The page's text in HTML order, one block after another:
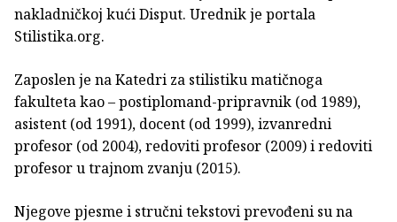
nakladničkoj kući Disput. Urednik je portala
Stilistika.org.
Zaposlen je na Katedri za stilistiku matičnoga
fakulteta kao – postiplomand-pripravnik (od 1989),
asistent (od 1991), docent (od 1999), izvanredni
profesor (od 2004), redoviti profesor (2009) i redoviti
profesor u trajnom zvanju (2015).
Njegove pjesme i stručni tekstovi prevođeni su na